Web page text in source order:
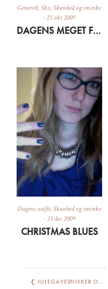
Generelt,Sko,Skønhed og sminke
-23 okt 2009
DAGENS MEGET FORNUFTIGE INDKØB
Dagens outfit, Skønhed og sminke
-23 dec 2009
CHRISTMAS BLUES
❮ JULEGAVEØNSKER OG -TIPS